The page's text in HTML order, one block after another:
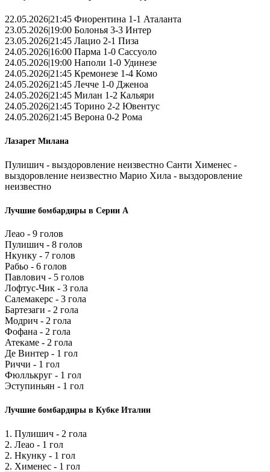
22.05.2026|21:45 Фиорентина 1-1 Аталанта
23.05.2026|19:00 Болонья 3-3 Интер
23.05.2026|21:45 Лацио 2-1 Пиза
24.05.2026|16:00 Парма 1-0 Сассуоло
24.05.2026|19:00 Наполи 1-0 Удинезе
24.05.2026|21:45 Кремонезе 1-4 Комо
24.05.2026|21:45 Лечче 1-0 Дженоа
24.05.2026|21:45 Милан 1-2 Кальяри
24.05.2026|21:45 Торино 2-2 Ювентус
24.05.2026|21:45 Верона 0-2 Рома
Лазарет Милана
Пулишич - выздоровление неизвестно Санти Хименес -
выздоровление неизвестно Марио Хила - выздоровление
неизвестно
Лучшие бомбардиры в Серии А
Леао - 9 голов
Пулишич - 8 голов
Нкунку - 7 голов
Рабьо - 6 голов
Павлович - 5 голов
Лофтус-Чик - 3 гола
Салемакерс - 3 гола
Бартезаги - 2 гола
Модрич - 2 гола
Фофана - 2 гола
Атекаме - 2 гола
Де Винтер - 1 гол
Риччи - 1 гол
Фюллькруг - 1 гол
Эступиньян - 1 гол
Лучшие бомбардиры в Кубке Италии
1. Пулишич - 2 гола
2. Леао - 1 гол
2. Нкунку - 1 гол
2. Хименес - 1 гол